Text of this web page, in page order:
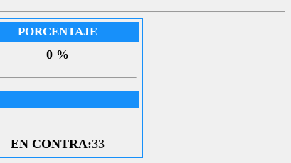
PORCENTAJE
0 %
EN CONTRA:33